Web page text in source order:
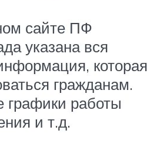
сайте ПФ
указана вся
которая
гражданам.
графики работы
и т.д.